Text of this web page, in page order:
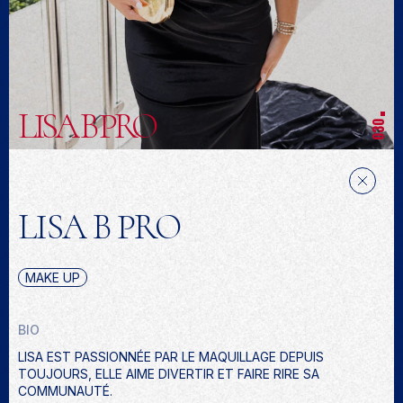
030
LISA B PRO
LISA B PRO
MAKE UP
BIO
LISA EST PASSIONNÉE PAR LE MAQUILLAGE DEPUIS
TOUJOURS, ELLE AIME DIVERTIR ET FAIRE RIRE SA
COMMUNAUTÉ.